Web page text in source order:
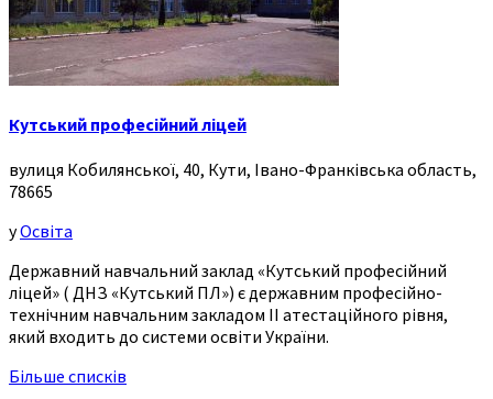
Кутський професійний ліцей
вулиця Кобилянської, 40, Кути, Івано-Франківська область,
78665
уОсвіта
Державний навчальний заклад «Кутський професійний
ліцей» ( ДНЗ «Кутський ПЛ») є державним професійно-
технічним навчальним закладом ІІ атестаційного рівня,
який входить до системи освіти України.
Більше списків